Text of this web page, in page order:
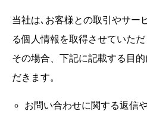
当社は､お客様との取引やサー
る個人情報を取得させていただ
その場合、下記に記載する目
だきます。
お問い合わせに関する返信